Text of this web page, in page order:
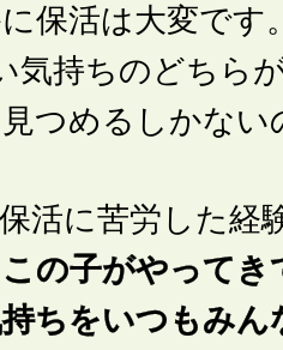
保活は大変です
気持ちのどちら
つめるしかない
活に苦労した経
この子がやって
ちをいつもみん